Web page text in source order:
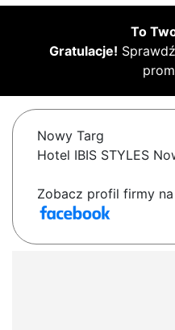
To
Gratulacje!
Nowy Targ
Hotel IBIS STYLES
Zobacz profil firmy na